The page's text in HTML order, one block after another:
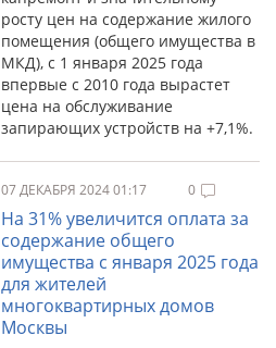
росту цен на содержание жилого
помещения (общего имущества в
МКД), с 1 января 2025 года
впервые с 2010 года вырастет
цена на обслуживание
запирающих устройств на +7,1%.
07 ДЕКАБРЯ 2024 01:17 0
На 31% увеличится оплата за
содержание общего
имущества с января 2025 года
для жителей
многоквартирных домов
Москвы